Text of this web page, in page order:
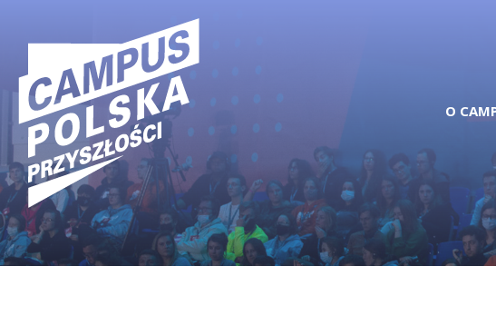
Main Navigation
O